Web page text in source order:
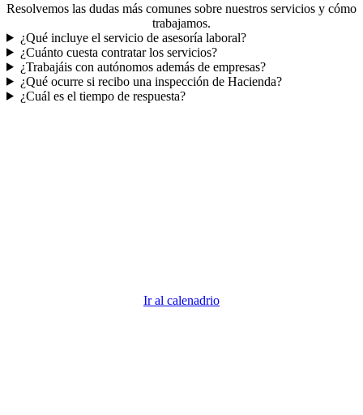
Resolvemos las dudas más comunes sobre nuestros servicios y cómo
trabajamos.
¿Qué incluye el servicio de asesoría laboral?
¿Cuánto cuesta contratar los servicios?
¿Trabajáis con autónomos además de empresas?
¿Qué ocurre si recibo una inspección de Hacienda?
¿Cuál es el tiempo de respuesta?
Ir al calenadrio